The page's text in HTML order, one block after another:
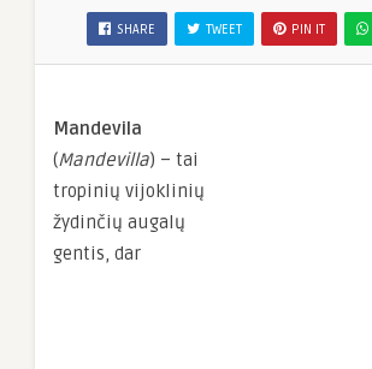
SHARE TWEET PIN IT
Mandevila
(Mandevilla) – tai
tropinių vijoklinių
žydinčių augalų
gentis, dar